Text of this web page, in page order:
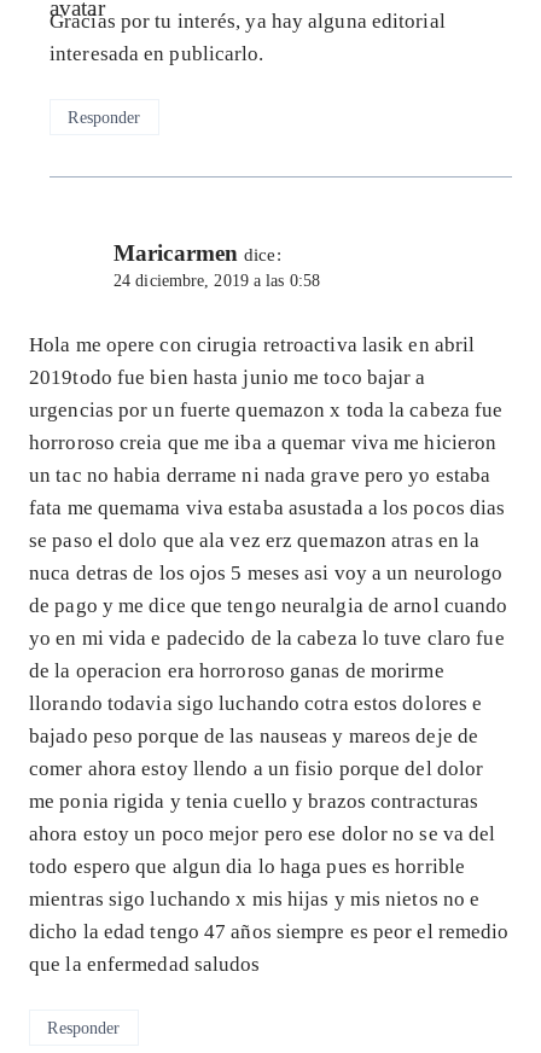
Gracias por tu interés, ya hay alguna editorial
interesada en publicarlo.
Responder
Maricarmen dice:
24 diciembre, 2019 a las 0:58
Hola me opere con cirugia retroactiva lasik en abril
2019todo fue bien hasta junio me toco bajar a
urgencias por un fuerte quemazon x toda la cabeza fue
horroroso creia que me iba a quemar viva me hicieron
un tac no habia derrame ni nada grave pero yo estaba
fata me quemama viva estaba asustada a los pocos dias
se paso el dolo que ala vez erz quemazon atras en la
nuca detras de los ojos 5 meses asi voy a un neurologo
de pago y me dice que tengo neuralgia de arnol cuando
yo en mi vida e padecido de la cabeza lo tuve claro fue
de la operacion era horroroso ganas de morirme
llorando todavia sigo luchando cotra estos dolores e
bajado peso porque de las nauseas y mareos deje de
comer ahora estoy llendo a un fisio porque del dolor
me ponia rigida y tenia cuello y brazos contracturas
ahora estoy un poco mejor pero ese dolor no se va del
todo espero que algun dia lo haga pues es horrible
mientras sigo luchando x mis hijas y mis nietos no e
dicho la edad tengo 47 años siempre es peor el remedio
que la enfermedad saludos
Responder